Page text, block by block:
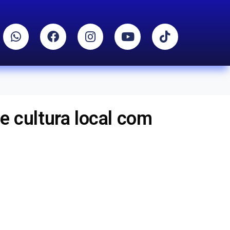
cultura local com